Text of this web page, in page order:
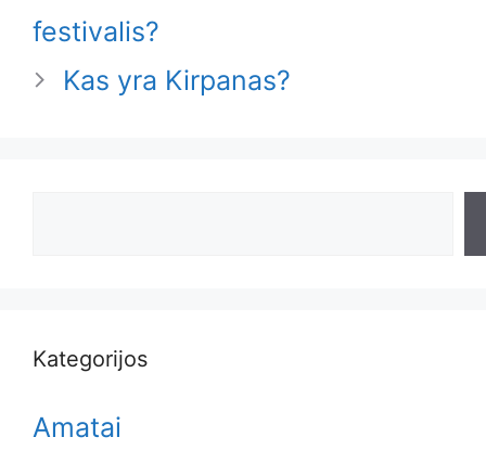
festivalis?
Kas yra Kirpanas?
Kategorijos
Amatai